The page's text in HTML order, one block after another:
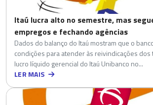
Itaú lucra alto no semestre, mas
empregos e fechando agências
Dados do balanço do Itaú mostram que o
condições para atender às reivindicações
lucro líquido gerencial do Itaú Unibanco no...
LER MAIS